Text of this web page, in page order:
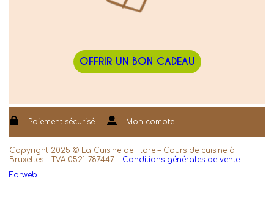
OFFRIR UN BON CADEAU
Paiement sécurisé Mon compte
Copyright 2025 © La Cuisine de Flore – Cours de cuisine à
Bruxelles – TVA 0521-787447 – Conditions générales de vente
Farweb